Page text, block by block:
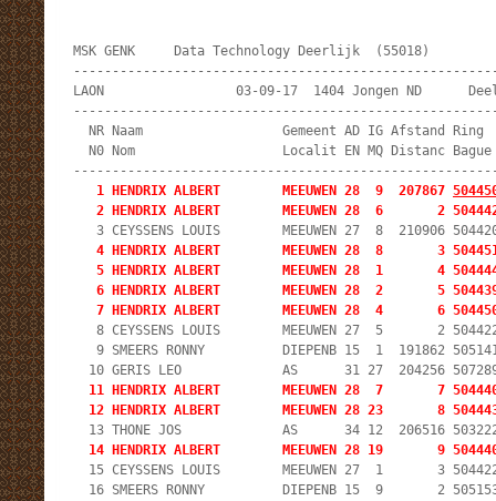
MSK GENK     Data
LAON                 03-09-17  1404 Jongen ND
NR Naam                  Gemeent AD IG
N0 Nom                   Localit EN MQ
   1 HENDRIX ALBERT        MEEUWEN 28  9  207867
2 HENDRIX ALBERT        MEEUWEN 28  6       2
4 HENDRIX ALBERT        MEEUWEN 28  8
5 HENDRIX ALBERT        MEEUWEN 28  1
6 HENDRIX ALBERT        MEEUWEN 28  2
7 HENDRIX ALBERT        MEEUWEN 28  4       6
8 CEYSSENS LOUIS        MEEUWEN 27  5
9 SMEERS RONNY          DIEPENB 15  1
11 HENDRIX ALBERT        MEEUWEN 28  7
12 HENDRIX ALBERT        MEEUWEN 28 23       8
14 HENDRIX ALBERT        MEEUWEN 28 19       9
15 CEYSSENS LOUIS        MEEUWEN 27  1